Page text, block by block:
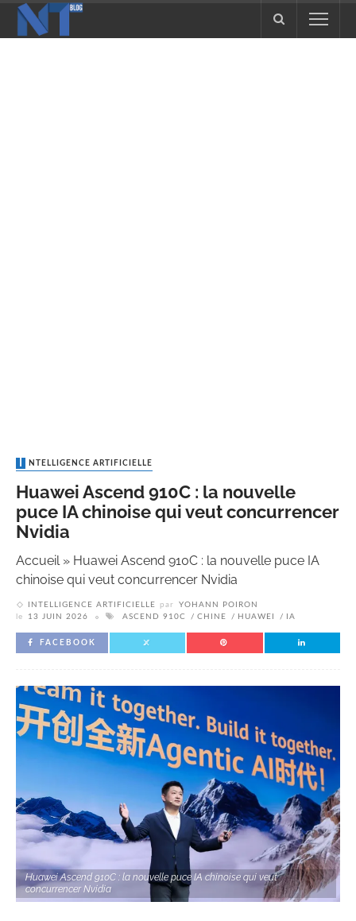
INTELLIGENCE ARTIFICIELLE
Huawei Ascend 910C : la nouvelle
puce IA chinoise qui veut concurrencer
Nvidia
Accueil» Huawei Ascend 910C : la nouvelle puce IA
chinoise qui veut concurrencer Nvidia
INTELLIGENCE ARTIFICIELLE par
YOHANN POIRON
le
13 JUIN 2026 ASCEND 910C CHINE HUAWEI IA
FACEBOOK
Huawei Ascend 910C : la nouvelle puce IA chinoise qui veut
concurrencer Nvidia